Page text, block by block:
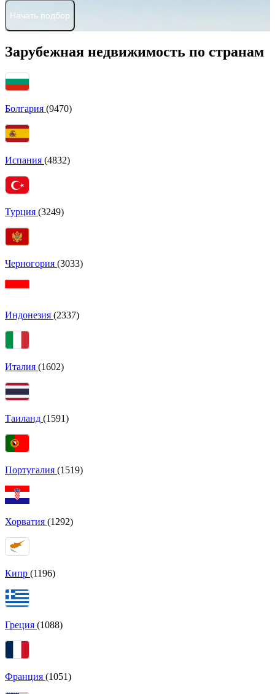
Начать подбор
Зарубежная недвижимость по странам
Болгария (9470)
Испания (4832)
Турция (3249)
Черногория (3033)
Индонезия (2337)
Италия (1602)
Таиланд (1591)
Португалия (1519)
Хорватия (1292)
Кипр (1196)
Греция (1088)
Франция (1051)